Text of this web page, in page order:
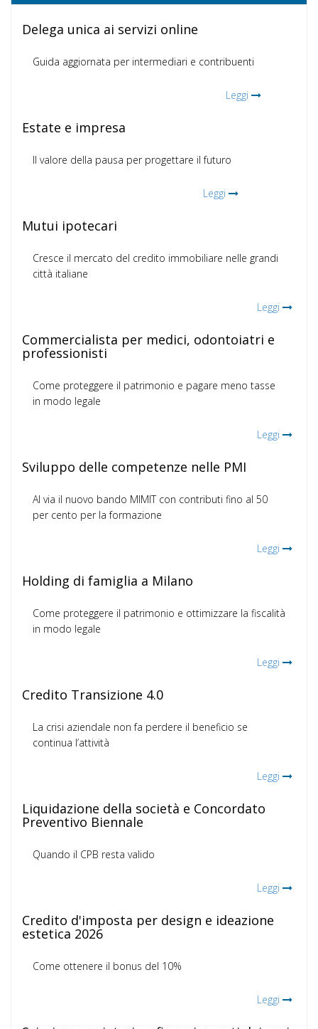
Delega unica ai servizi online
Guida aggiornata per intermediari e contribuenti
Leggi
Estate e impresa
Il valore della pausa per progettare il futuro
Leggi
Mutui ipotecari
Cresce il mercato del credito immobiliare nelle grandi
città italiane
Leggi
Commercialista per medici, odontoiatri e
professionisti
Come proteggere il patrimonio e pagare meno tasse
in modo legale
Leggi
Sviluppo delle competenze nelle PMI
Al via il nuovo bando MIMIT con contributi fino al 50
per cento per la formazione
Leggi
Holding di famiglia a Milano
Come proteggere il patrimonio e ottimizzare la fiscalità
in modo legale
Leggi
Credito Transizione 4.0
La crisi aziendale non fa perdere il beneficio se
continua l’attività
Leggi
Liquidazione della società e Concordato
Preventivo Biennale
Quando il CPB resta valido
Leggi
Credito d'imposta per design e ideazione
estetica 2026
Come ottenere il bonus del 10%
Leggi